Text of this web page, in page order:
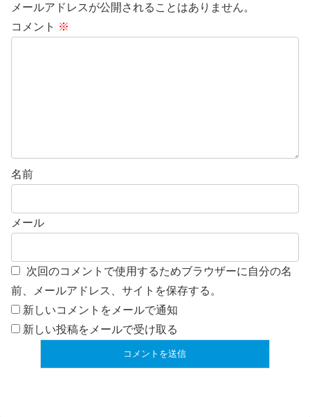
メールアドレスが公開されることはありません。
コメント ※
名前
メール
次回のコメントで使用するためブラウザーに自分の名
前、メールアドレス、サイトを保存する。
新しいコメントをメールで通知
新しい投稿をメールで受け取る